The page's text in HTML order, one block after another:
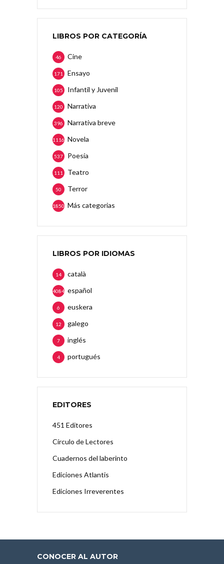
LIBROS POR CATEGORÍA
Cine
46
Ensayo
171
Infantil y Juvenil
105
Narrativa
120
Narrativa breve
396
Novela
1116
Poesía
537
Teatro
111
Terror
50
Más categorias
1850
LIBROS POR IDIOMAS
català
14
español
4084
euskera
6
galego
12
inglés
7
portugués
4
EDITORES
451 Editores
Círculo de Lectores
Cuadernos del laberinto
Ediciones Atlantis
Ediciones Irreverentes
CONOCER AL AUTOR